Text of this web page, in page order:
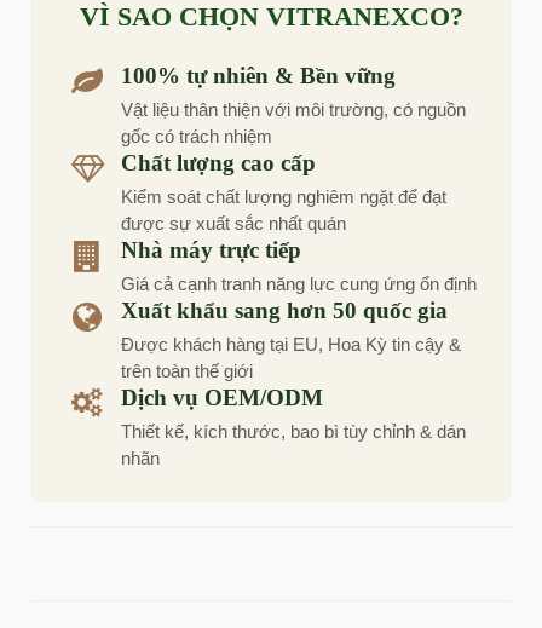
VÌ SAO CHỌN VITRANEXCO?
100% tự nhiên & Bền vững
Vật liệu thân thiện với môi trường, có nguồn
gốc có trách nhiệm
Chất lượng cao cấp
Kiểm soát chất lượng nghiêm ngặt để đạt
được sự xuất sắc nhất quán
Nhà máy trực tiếp
Giá cả cạnh tranh năng lực cung ứng ổn định
Xuất khẩu sang hơn 50 quốc gia
Được khách hàng tại EU, Hoa Kỳ tin cậy &
trên toàn thế giới
Dịch vụ OEM/ODM
Thiết kế, kích thước, bao bì tùy chỉnh & dán
nhãn